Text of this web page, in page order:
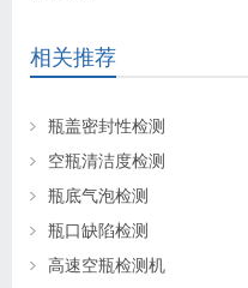
相关推荐
瓶盖密封性检测
空瓶清洁度检测
瓶底气泡检测
瓶口缺陷检测
高速空瓶检测机